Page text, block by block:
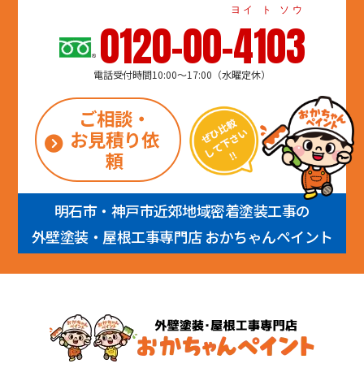
0120-00-4103
ヨイ ト ソウ
電話受付時間10:00～17:00（水曜定休）
ご相談・
お見積り依
頼
明石市・神戸市近郊地域密着塗装工事の
外壁塗装・屋根工事専門店 おかちゃんペイント